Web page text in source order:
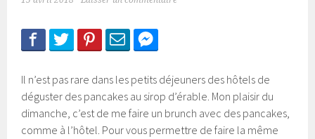
Il n’est pas rare dans les petits déjeuners des hôtels de
déguster des pancakes au sirop d’érable. Mon plaisir du
dimanche, c’est de me faire un brunch avec des pancakes,
comme à l’hôtel. Pour vous permettre de faire la même